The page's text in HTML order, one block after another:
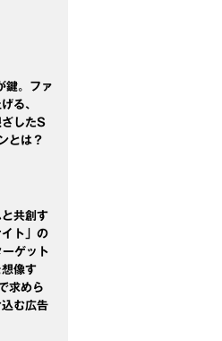
鍵。ファ
る、
ざしたS
とは？
共創す
ト」の
ゲット
像す
求めら
む広告